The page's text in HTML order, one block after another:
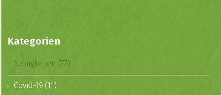
Kategorien
Neuigkeiten (77)
Covid-19 (11)